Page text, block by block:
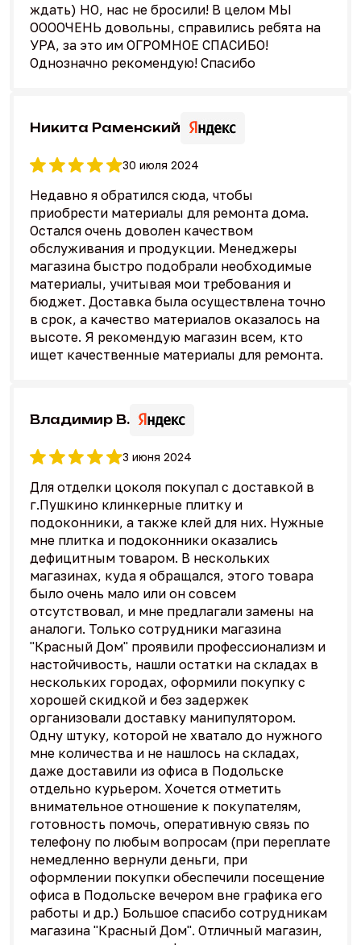
ждать) НО, нас не бросили! В целом МЫ
ООООЧЕНЬ довольны, справились ребята на
УРА, за это им ОГРОМНОЕ СПАСИБО!
Однозначно рекомендую! Спасибо
Никита Раменский
30 июля 2024
Недавно я обратился сюда, чтобы
приобрести материалы для ремонта дома.
Остался очень доволен качеством
обслуживания и продукции. Менеджеры
магазина быстро подобрали необходимые
материалы, учитывая мои требования и
бюджет. Доставка была осуществлена точно
в срок, а качество материалов оказалось на
высоте. Я рекомендую магазин всем, кто
ищет качественные материалы для ремонта.
Владимир В.
3 июня 2024
Для отделки цоколя покупал с доставкой в
г.Пушкино клинкерные плитку и
подоконники, а также клей для них. Нужные
мне плитка и подоконники оказались
дефицитным товаром. В нескольких
магазинах, куда я обращался, этого товара
было очень мало или он совсем
отсутствовал, и мне предлагали замены на
аналоги. Только сотрудники магазина
"Красный Дом" проявили профессионализм и
настойчивость, нашли остатки на складах в
нескольких городах, оформили покупку с
хорошей скидкой и без задержек
организовали доставку манипулятором.
Одну штуку, которой не хватало до нужного
мне количества и не нашлось на складах,
даже доставили из офиса в Подольске
отдельно курьером. Хочется отметить
внимательное отношение к покупателям,
готовность помочь, оперативную связь по
телефону по любым вопросам (при переплате
немедленно вернули деньги, при
оформлении покупки обеспечили посещение
офиса в Подольске вечером вне графика его
работы и др.) Большое спасибо сотрудникам
магазина "Красный Дом". Отличный магазин,